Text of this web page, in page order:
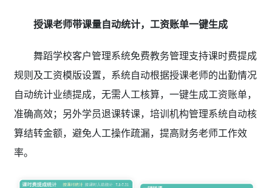
授课老师带课量自动统计，工资账单一键生成
舞蹈学校客户管理系统免费教务管理支持课时费提成
规则及工资模版设置，系统自动根据授课老师的出勤情况
自动统计业绩提成，无需人工核算，一键生成工资账单，
准确高效；另外学员退课转课，培训机构管理系统自动核
算结转金额，避免人工操作疏漏，提高财务老师工作效
率。